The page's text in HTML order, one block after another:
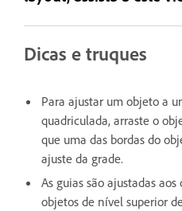
Dicas e truques
Para ajustar um objeto a
quadriculada, arraste o
que uma das bordas do
ajuste da grade.
As guias são ajustadas
objetos de nível superior